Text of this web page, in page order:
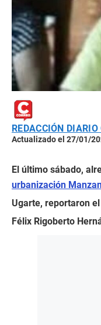
REDACCIÓN DIARIO
Actualizado el 27/01/
El último sábado,
urbanización
Ugarte, reportaron
Félix Rigoberto